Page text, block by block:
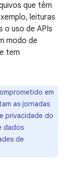
que têm
leituras
o uso de APIs
modo de
tem
em
as jornadas
privacidade do
dados
de